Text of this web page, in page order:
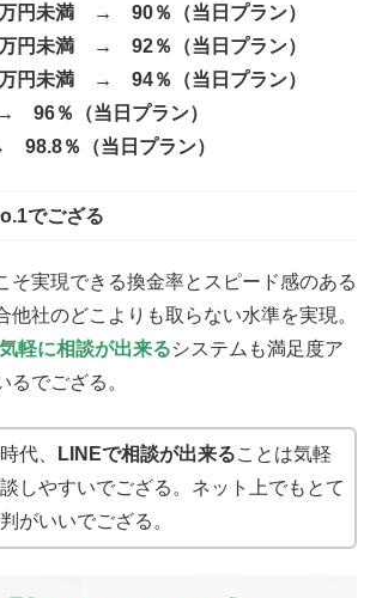
万円未満 → 90％（当日プラン）
円未満 → 92％（当日プラン）
円未満 → 94％（当日プラン）
96％（当日プラン）
％（当日プラン）
でござる
そ実現できる換金率とスピード感のある
他社のどこよりも取らない水準を実現。
軽に相談が出来るシステムも満足度ア
るでござる。
代、 LINEで相談が出来ることは気軽
しやすいでござる。ネット上でもとて
がいいでござる。